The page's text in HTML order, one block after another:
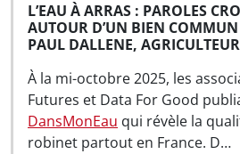
L’EAU À ARRAS : PAROLES
AUTOUR D’UN BIEN
PAUL DALLENE, AGRICULTEUR
À la mi-octobre 2025, les
Futures et Data For Good
DansMonEau qui révèle la
robinet partout en France. D…